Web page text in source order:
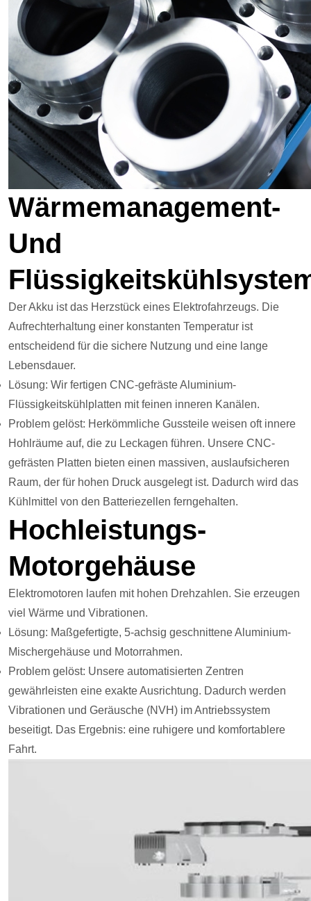
Wärmemanagement-
Und
Der Akku ist das Herzstück eines Elektrofahrzeugs. Die
Aufrechterhaltung einer konstanten Temperatur ist
entscheidend für die sichere Nutzung und eine lange
Lebensdauer.
Lösung: Wir fertigen CNC-gefräste Aluminium-
Flüssigkeitskühlplatten mit feinen inneren Kanälen.
Problem gelöst: Herkömmliche Gussteile weisen oft innere
Hohlräume auf, die zu Leckagen führen. Unsere CNC-
gefrästen Platten bieten einen massiven, auslaufsicheren
Raum, der für hohen Druck ausgelegt ist. Dadurch wird das
Kühlmittel von den Batteriezellen ferngehalten.
Hochleistungs-
Motorgehäuse
Elektromotoren laufen mit hohen Drehzahlen. Sie erzeugen
viel Wärme und Vibrationen.
Lösung: Maßgefertigte, 5-achsig geschnittene Aluminium-
Mischergehäuse und Motorrahmen.
Problem gelöst: Unsere automatisierten Zentren
gewährleisten eine exakte Ausrichtung. Dadurch werden
Vibrationen und Geräusche (NVH) im Antriebssystem
beseitigt. Das Ergebnis: eine ruhigere und komfortablere
Fahrt.